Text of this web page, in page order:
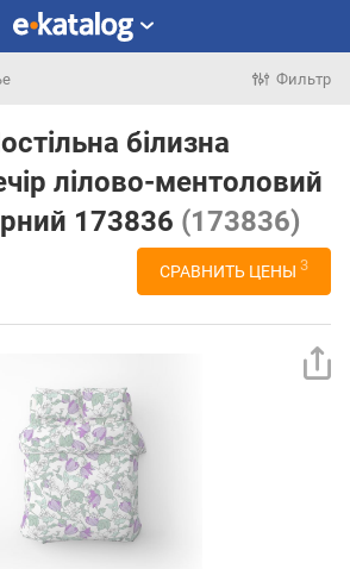
Фильтр
білизна
лілово-ментоловий
173836 (173836)
СРАВНИТЬ ЦЕНЫ 3